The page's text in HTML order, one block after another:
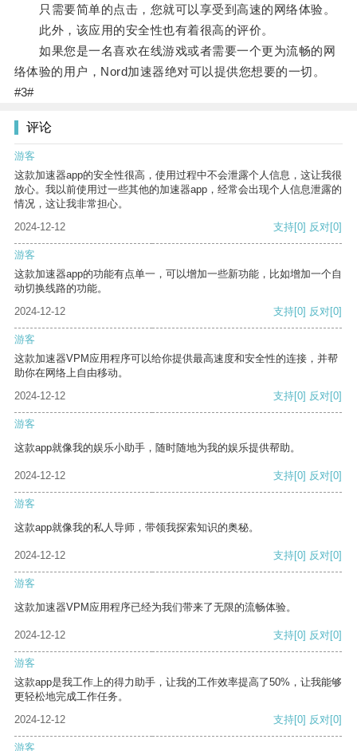
只需要简单的点击，您就可以享受到高速的网络体验。
此外，该应用的安全性也有着很高的评价。
如果您是一名喜欢在线游戏或者需要一个更为流畅的网
络体验的用户，Nord加速器绝对可以提供您想要的一切。
#3#
评论
游客
这款加速器app的安全性很高，使用过程中不会泄露个人信息，这让我很
放心。我以前使用过一些其他的加速器app，经常会出现个人信息泄露的
情况，这让我非常担心。
2024-12-12
支持[0] 反对[0]
游客
这款加速器app的功能有点单一，可以增加一些新功能，比如增加一个自
动切换线路的功能。
2024-12-12
支持[0] 反对[0]
游客
这款加速器VPM应用程序可以给你提供最高速度和安全性的连接，并帮
助你在网络上自由移动。
2024-12-12
支持[0] 反对[0]
游客
这款app就像我的娱乐小助手，随时随地为我的娱乐提供帮助。
2024-12-12 支持[0] 反对[0]
游客
这款app就像我的私人导师，带领我探索知识的奥秘。
2024-12-12 支持[0] 反对[0]
游客
这款加速器VPM应用程序已经为我们带来了无限的流畅体验。
2024-12-12 支持[0] 反对[0]
游客
这款app是我工作上的得力助手，让我的工作效率提高了50%，让我能够
更轻松地完成工作任务。
2024-12-12
支持[0] 反对[0]
游客